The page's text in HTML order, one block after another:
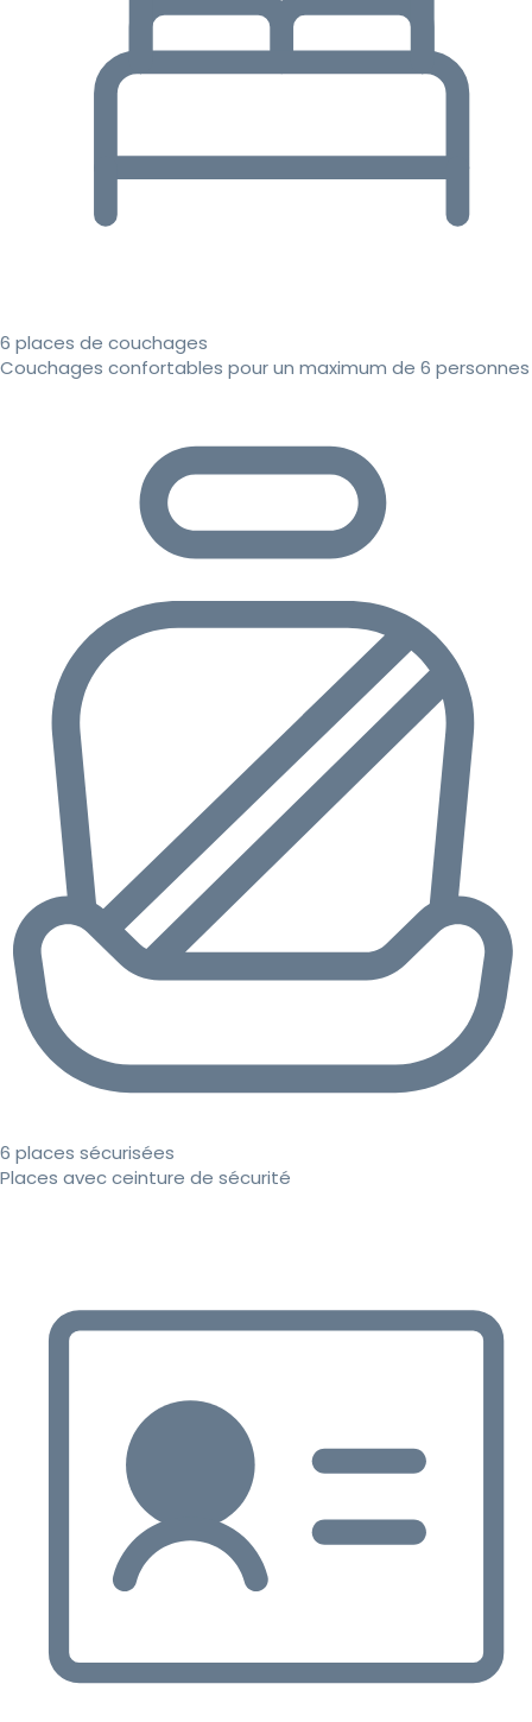
6 places de couchages
Couchages confortables pour un maximum de 6 personnes
6 places sécurisées
Places avec ceinture de sécurité